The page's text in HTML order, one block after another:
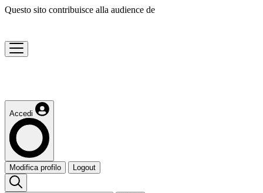
Questo sito contribuisce alla audience de
Accedi
Modifica profilo Logout